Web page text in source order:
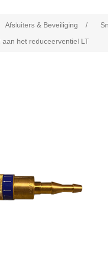
Afsluiters & Beveiliging /
het reduceerventiel LT